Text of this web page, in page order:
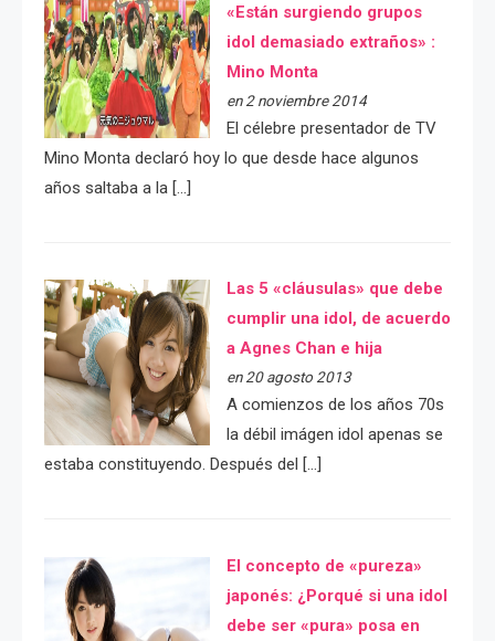
«Están surgiendo grupos
idol demasiado extraños» :
Mino Monta
en 2 noviembre 2014
El célebre presentador de TV
Mino Monta declaró hoy lo que desde hace algunos
años saltaba a la […]
Las 5 «cláusulas» que debe
cumplir una idol, de acuerdo
a Agnes Chan e hija
en 20 agosto 2013
A comienzos de los años 70s
la débil imágen idol apenas se
estaba constituyendo. Después del […]
El concepto de «pureza»
japonés: ¿Porqué si una idol
debe ser «pura» posa en